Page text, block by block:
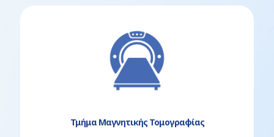
Τμήμα Μαγνητικής Τομογραφίας